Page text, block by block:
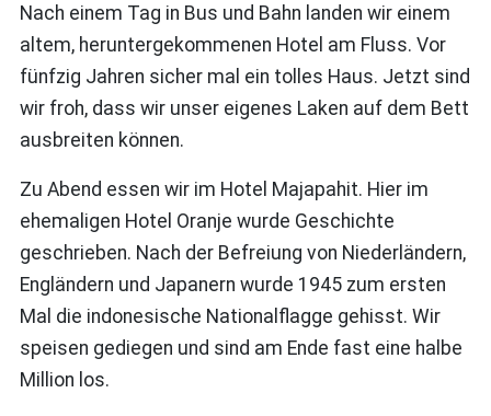
Nach einem Tag in Bus und Bahn landen wir einem
altem, heruntergekommenen Hotel am Fluss. Vor
fünfzig Jahren sicher mal ein tolles Haus. Jetzt sind
wir froh, dass wir unser eigenes Laken auf dem Bett
ausbreiten können.
Zu Abend essen wir im Hotel Majapahit. Hier im
ehemaligen Hotel Oranje wurde Geschichte
geschrieben. Nach der Befreiung von Niederländern,
Engländern und Japanern wurde 1945 zum ersten
Mal die indonesische Nationalflagge gehisst. Wir
speisen gediegen und sind am Ende fast eine halbe
Million los.